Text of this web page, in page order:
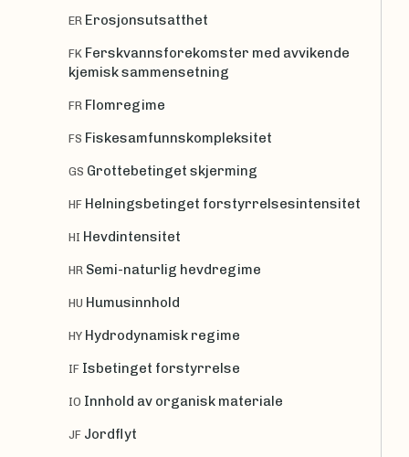
ER Erosjonsutsatthet
FK Ferskvannsforekomster med avvikende
kjemisk sammensetning
FR Flomregime
FS Fiskesamfunnskompleksitet
GS Grottebetinget skjerming
HF Helningsbetinget forstyrrelsesintensitet
HI Hevdintensitet
HR Semi-naturlig hevdregime
HU Humusinnhold
HY Hydrodynamisk regime
IF Isbetinget forstyrrelse
IO Innhold av organisk materiale
JF Jordflyt